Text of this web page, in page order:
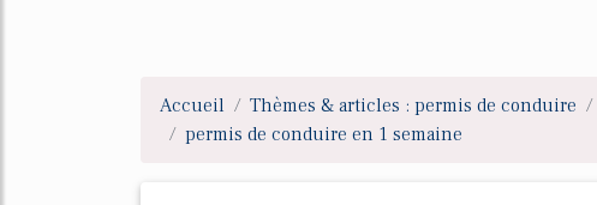
Accueil Thèmes & articles : permis de conduire
permis de conduire en 1 semaine